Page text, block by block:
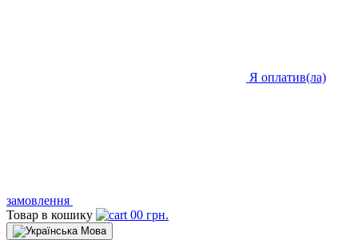
Я оплатив(ла)
замовлення
Товар в кошику
00 грн.
Мова